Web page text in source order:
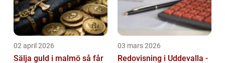
02 april 2026
Sälja guld i malmö så får
03 mars 2026
Redovisning i Uddevalla -